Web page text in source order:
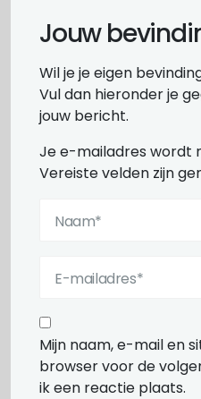
Jouw
Wil je je eigen
Vul dan hieronder je
jouw bericht.
Je e-mailadres wordt
Vereiste velden zijn
Mijn naam, e-mail en
browser voor de
ik een reactie plaats.